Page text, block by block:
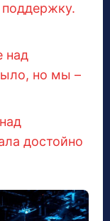
над
но мы –
достойно